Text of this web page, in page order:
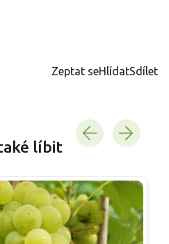
Zeptat seHlídatSdílet
líbit